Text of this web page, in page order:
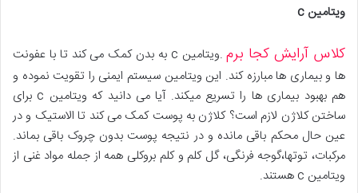
ویتامین
کلاس آرایش کجا برم
.ویتامین c به بدن کمک می کند تا با عفونت
ها و بیماری ها مبارزه کند. این ویتامین سیستم ایمنی را تقویت نموده و
هم بهبود بیماری ها را تسریع میکند. آیا می دانید که ویتامین c برای
ساختن کلاژن لازم است؟ کلاژن به پوست کمک می کند تا الاستیک و در
عین حال محکم باقی مانده و در نتیجه پوست بدون چروک باقی بماند.
مرکبات، توتها،گوجه فرنگی، گل کلم و کلم بروکلی همه از جمله مواد غنی از
ویتامین c هستند.